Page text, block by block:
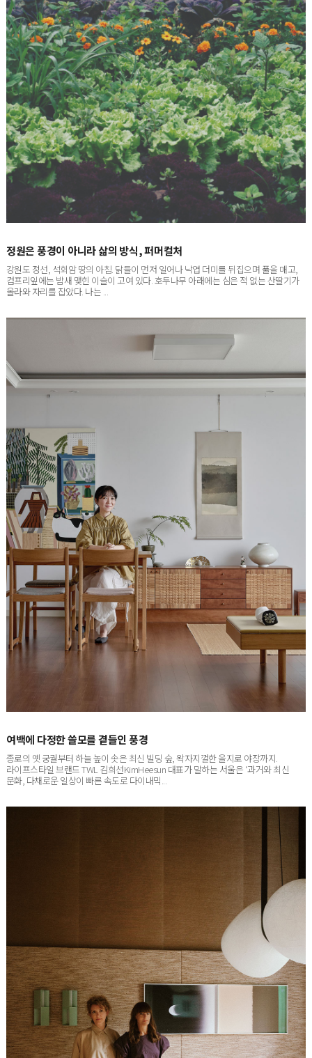
강원도 정선, 석회암 땅의 아침. 닭들이 먼저 일어나 낙엽 더미를 뒤집으며 풀을 매고,
컴프리잎에는 밤새 맺힌 이슬이 고여 있다. 호두나무 아래에는 심은 적 없는 산딸기가
올라와 자리를 잡았다. 나는 ...
종로의 옛 궁궐부터 하늘 높이 솟은 최신 빌딩 숲, 왁자지껄한 을지로 야장까지.
라이프스타일 브랜드 TWL 김희선KimHeesun 대표가 말하는 서울은 ‘과거와 최신
문화, 다채로운 일상이 빠른 속도로 다이내믹...